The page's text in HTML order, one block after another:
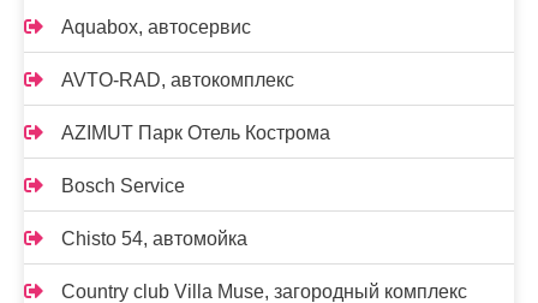
Aquabox, автосервис
AVTO-RAD, автокомплекс
AZIMUT Парк Отель Кострома
Bosch Service
Chisto 54, автомойка
Country club Villa Muse, загородный комплекс